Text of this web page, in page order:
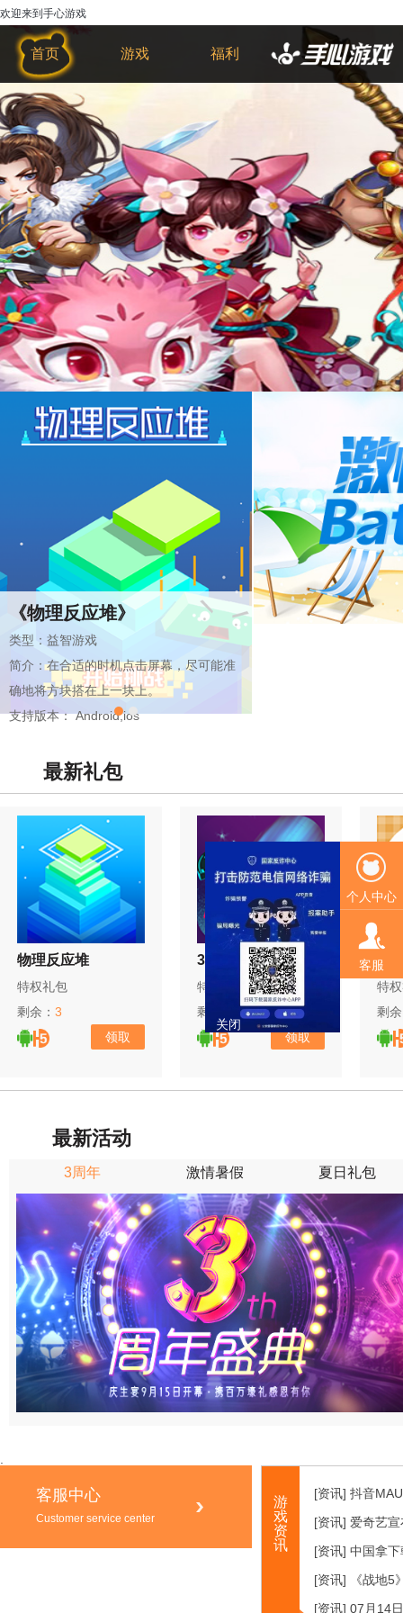
欢迎来到手心游戏
首页 游戏 福利
《物理反应堆》
类型：益智游戏
简介：在合适的时机点击屏幕，尽可能准
确地将方块搭在上一块上。
支持版本： Android,ios
物理反应堆十分考验玩家的反应能
力，玩家需要看准时机将方块一个个叠起
来，未叠到的部位便会被消除掉，因而越
到后面叠方块的挑战会更加的困难。游戏
图形简洁，画风唯美，色调层次感十分鲜
明，连续完美叠加可以获得更高分数，以
及获得部分损失的方块。快来一起挑战
吧！
最新礼包
物理反应堆
特权礼包
剩余： 3
领取
3D球球大作战
特权礼包
剩余：
12
领取
吃
特
剩
最新活动
3周年 激情暑假 夏日礼包
客服中心
Customer service center
游
戏
资
讯
[资讯] 抖音
[资讯] 爱奇艺
[资讯] 中国拿
[资讯] 《战地5
[资讯] 07月14
个人中心
客服
关闭